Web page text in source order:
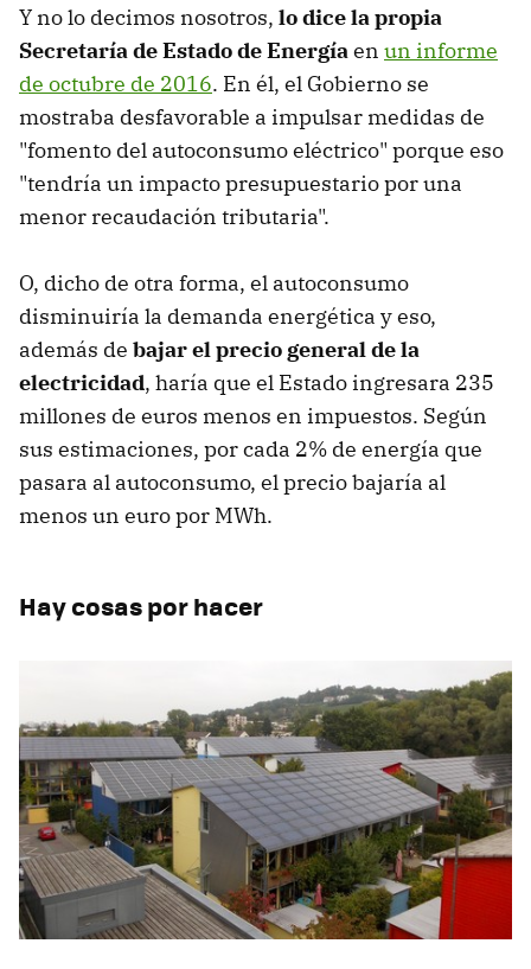
Y no lo decimos nosotros, lo dice la propia
Secretaría de Estado de Energíaen un informe
de octubre de 2016. En él, el Gobierno se
mostraba desfavorable a impulsar medidas de
"fomento del autoconsumo eléctrico" porque eso
"tendría un impacto presupuestario por una
menor recaudación tributaria".
O, dicho de otra forma, el autoconsumo
disminuiría la demanda energética y eso,
además de bajar el precio general de la
electricidad, haría que el Estado ingresara 235
millones de euros menos en impuestos. Según
sus estimaciones, por cada 2% de energía que
pasara al autoconsumo, el precio bajaría al
menos un euro por MWh.
Hay cosas por hacer